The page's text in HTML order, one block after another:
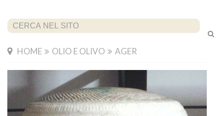
Cerca...
HOME OLIO E OLIVO AGER